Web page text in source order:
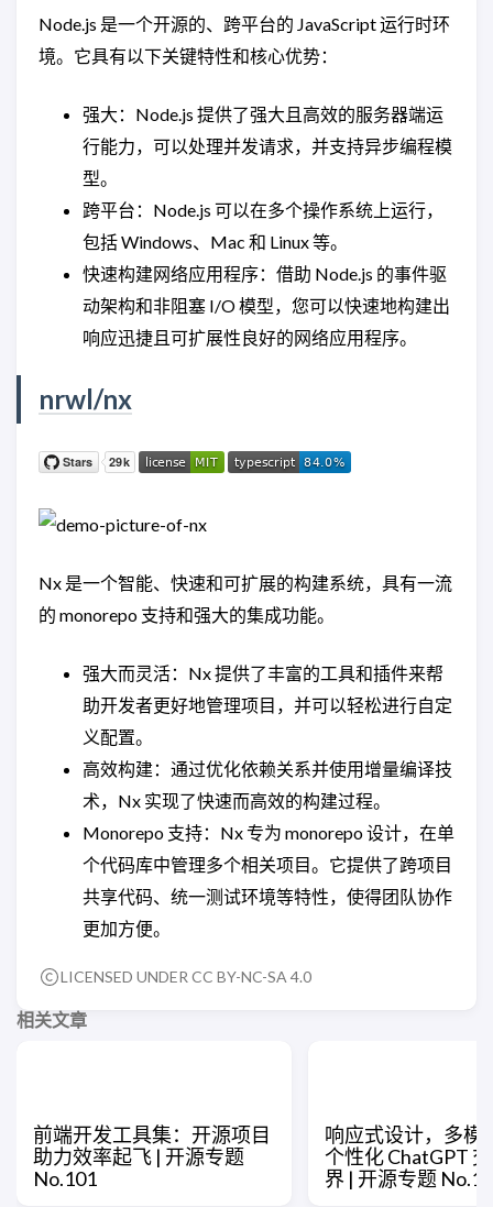
Node.js 是一个开源的、跨平台的 JavaScript 运行时环
境。它具有以下关键特性和核心优势：
强大：Node.js 提供了强大且高效的服务器端运
行能力，可以处理并发请求，并支持异步编程模
型。
跨平台：Node.js 可以在多个操作系统上运行，
包括 Windows、Mac 和 Linux 等。
快速构建网络应用程序：借助 Node.js 的事件驱
动架构和非阻塞 I/O 模型，您可以快速地构建出
响应迅捷且可扩展性良好的网络应用程序。
nrwl/nx
Nx 是一个智能、快速和可扩展的构建系统，具有一流
的 monorepo 支持和强大的集成功能。
强大而灵活：Nx 提供了丰富的工具和插件来帮
助开发者更好地管理项目，并可以轻松进行自定
义配置。
高效构建：通过优化依赖关系并使用增量编译技
术，Nx 实现了快速而高效的构建过程。
Monorepo 支持：Nx 专为 monorepo 设计，在单
个代码库中管理多个相关项目。它提供了跨项目
共享代码、统一测试环境等特性，使得团队协作
更加方便。
LICENSED UNDER CC BY-NC-SA 4.0
相关文章
前端开发工具集：开源项目
助力效率起飞 | 开源专题
No.101
响应式设计，多模
个性化 ChatGPT
界 | 开源专题